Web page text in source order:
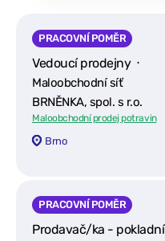
PRACOVNÍ POMĚR
Vedoucí prodejny ⋅
Maloobchodní síť
BRNĚNKA, spol. s r.o.
Maloobchodní prodej potravin
Brno
PRACOVNÍ POMĚR
Prodavač/ka - pokladní